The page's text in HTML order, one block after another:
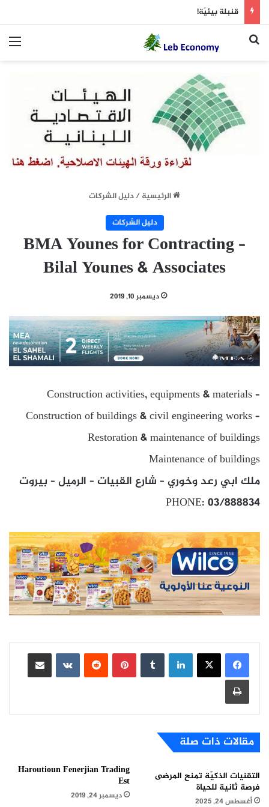
قنبلة بيئيّة!
بحث عن
الرئيسية/دليل الشركات
دليل الشركات
BMA Younes for Contracting –
Bilal Younes & Associates
ديسمبر 10, 2019
Construction activities, equipments & materials –
Construction of buildings & civil engineering works –
Restoration & maintenance of buildings
Maintenance of buildings
ملك ابي رعد وخوري – شارع القبيات – الرميل – بيروت
PHONE: 03/888834
لينكدإن بينتيريست
مشاركة عبر البريد
طباعة
مقالات ذات صلة
التقنيات الذكيّة تمنح المرضى
فرصة ثانية للحياة
أغسطس 24, 2025
Haroutioun Fenerjian Trading
Est
ديسمبر 24, 2019